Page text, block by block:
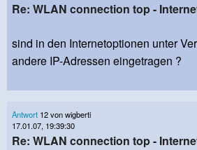
Re: WLAN connection top -
sind in den Internetoptionen unter
andere IP-Adressen eingetragen ?
Antwort 12 von wigberti
17.01.07, 19:39:30
Re: WLAN connection top -